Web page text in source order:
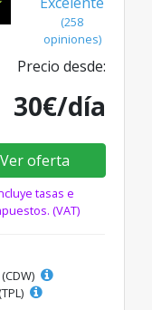
(258
opiniones)
Precio desde:
30€/día
Ver oferta
tasas e
(VAT)